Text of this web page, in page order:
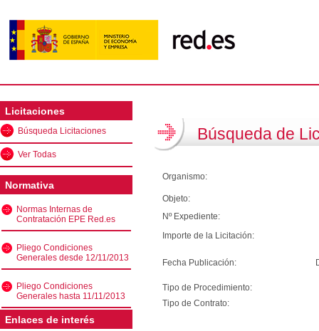
Licitaciones
Búsqueda Licitaciones
Ver Todas
Normativa
Normas Internas de
Contratación EPE Red.es
Pliego Condiciones
Generales desde 12/11/2013
Pliego Condiciones
Generales hasta 11/11/2013
Enlaces de interés
Búsqueda de
Organismo:
Objeto:
Nº Expediente:
Importe de la Licitación:
Fecha Publicación:
Tipo de Procedimiento:
Tipo de Contrato: